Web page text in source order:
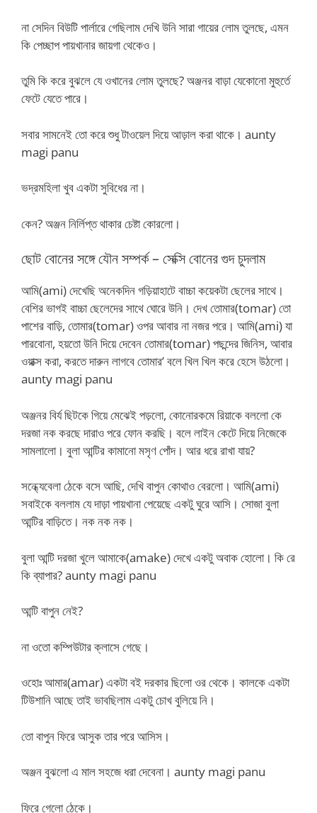
না সেদিন বিউটি পার্লারে গেছিলাম দেখি উনি সারা গায়ের লোম তুলছে, এমন
কি পেচ্ছাপ পায়খানার জায়গা থেকেও।
তুমি কি করে বুঝলে যে ওখানের লোম তুলছে? অঞ্জনর বাড়া যেকোনো মুহুর্তে
ফেটে যেতে পারে।
সবার সামনেই তো করে শুধু টাওয়েল দিয়ে আড়াল করা থাকে। aunty
magi panu
ভদ্রমহিলা খুব একটা সুবিধের না।
কেন? অঞ্জন নির্লিপ্ত থাকার চেষ্টা কোরলো।
ছোট বোনের সঙ্গে যৌন সম্পর্ক – সেক্সি বোনের গুদ চুদলাম
আমি(ami) দেখেছি অনেকদিন গড়িয়াহাটে বাচ্চা কয়েকটা ছেলের সাথে।
বেশির ভাগই বাচ্চা ছেলেদের সাথে ঘোরে উনি। দেখ তোমার(tomar) তো
পাশের বাড়ি, তোমার(tomar) ওপর আবার না নজর পরে। আমি(ami) যা
পারবোনা, হয়তো উনি দিয়ে দেবেন তোমার(tomar) পছন্দের জিনিস, আবার
ওয়াক্স করা, করতে দারুন লাগবে তোমার’ বলে খিল খিল করে হেসে উঠলো।
aunty magi panu
অঞ্জনর বির্য ছিটকে গিয়ে মেঝেই পড়লো, কোনোরকমে রিয়াকে বললো কে
দরজা নক করছে দারাও পরে ফোন করছি। বলে লাইন কেটে দিয়ে নিজেকে
সামলালো। বুলা আন্টির কামানো মসৃণ পোঁদ। আর ধরে রাখা যায়?
সন্ধ্যেবেলা ঠেকে বসে আছি, দেখি বাপুন কোথাও বেরলো। আমি(ami)
সবাইকে বললাম যে দাড়া পায়খানা পেয়েছে একটু ঘুরে আসি। সোজা বুলা
আন্টির বাড়িতে। নক নক নক।
বুলা আন্টি দরজা খুলে আমাকে(amake) দেখে একটু অবাক হোলো। কি রে
কি ব্যাপার? aunty magi panu
আন্টি বাপুন নেই?
না ওতো কম্পিউটার ক্লাসে গেছে।
ওহোঃ আমার(amar) একটা বই দরকার ছিলো ওর থেকে। কালকে একটা
টিউশানি আছে তাই ভাবছিলাম একটু চোখ বুলিয়ে নি।
তো বাপুন ফিরে আসুক তার পরে আসিস।
অঞ্জন বুঝলো এ মাল সহজে ধরা দেবেনা। aunty magi panu
ফিরে গেলো ঠেকে।